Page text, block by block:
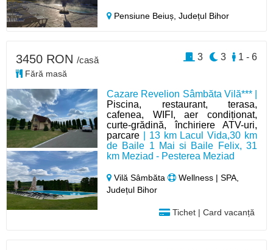
Pensiune Beiuș,Județul Bihor
Cazare Revelion Sâmbăta Vilă*** |
Piscina, restaurant, terasa,
cafenea, WIFI, aer condiționat,
curte-grădină, închiriere ATV-uri,
parcare | 13 km Lacul Vida,30 km
de Baile 1 Mai si Baile Felix, 31
km Meziad - Pesterea Meziad
Vilă Sâmbăta
Wellness | SPA,
Județul Bihor
Tichet | Card vacanță
3450 RON /casă
Fără masă
1 - 6
3
3